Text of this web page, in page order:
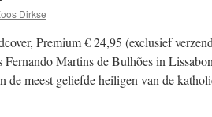
Dirkse
Premium € 24,95 (exclusief
Fernando Martins de Bulhões in
de meest geliefde heiligen van de